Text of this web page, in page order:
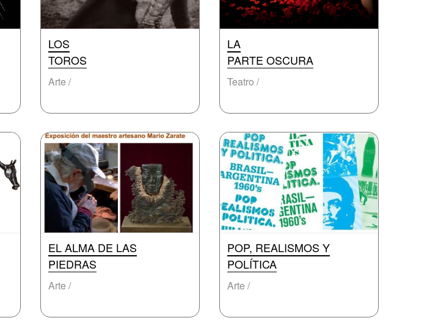
LOS
TOROS
Arte /
LA
PARTE OSCURA
Teatro /
EL ALMA DE LAS
PIEDRAS
Arte /
POP, REALISMOS Y
POLÍTICA
Arte /